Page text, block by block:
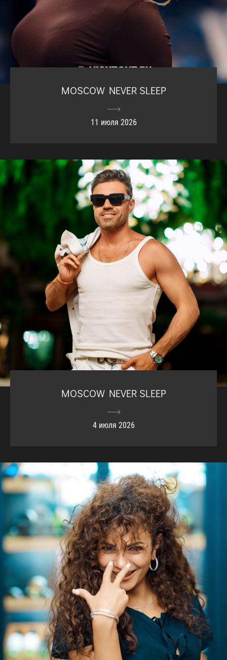
MOSCOW NEVER SLEEP
11 июля 2026
MOSCOW NEVER SLEEP
4 июля 2026